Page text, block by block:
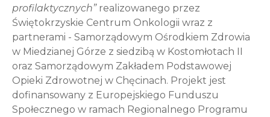
profilaktycznych”realizowanego przez
Świętokrzyskie Centrum Onkologii wraz z
partnerami - Samorządowym Ośrodkiem Zdrowia
w Miedzianej Górze z siedzibą w Kostomłotach II
oraz Samorządowym Zakładem Podstawowej
Opieki Zdrowotnej w Chęcinach. Projekt jest
dofinansowany z Europejskiego Funduszu
Społecznego w ramach Regionalnego Programu